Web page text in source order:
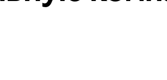
— эксперт-инноватор в сфере торговли
товаров, услуг и сервисов.